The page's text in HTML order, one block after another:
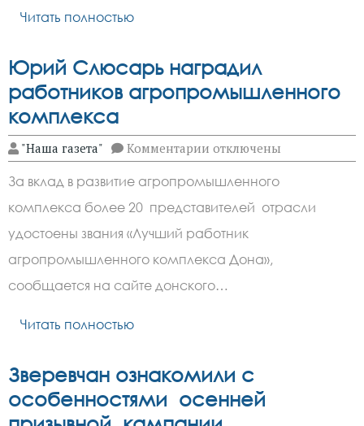
Читать полностью
Юрий Слюсарь наградил
работников агропромышленного
комплекса
"Наша газета" Комментарии к
записи
Слюсарь
наградил
работников
агропромышленного
комплекса
отключены
За вклад в развитие агропромышленного
комплекса более 20 представителей отрасли
удостоены звания «Лучший работник
агропромышленного комплекса Дона»,
сообщается на сайте донского…
Читать полностью
Зверевчан ознакомили с
особенностями осенней